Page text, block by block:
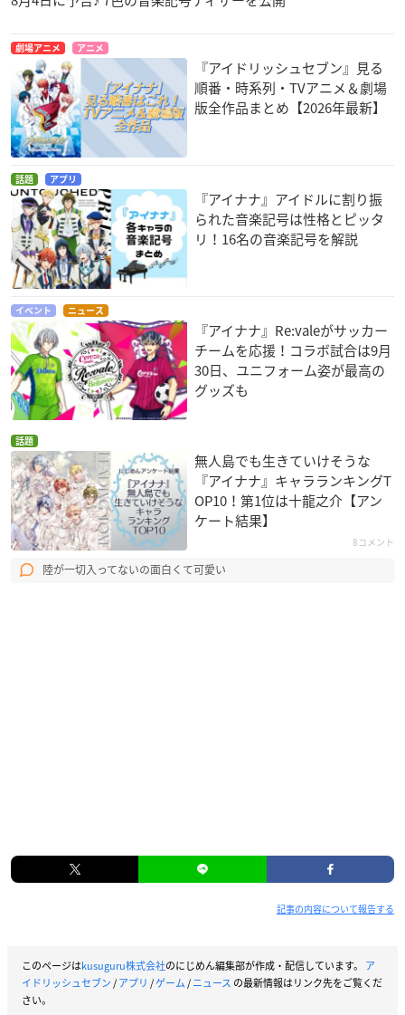
劇場アニメ アニメ
『アイドリッシュセブン』見る
順番・時系列・TVアニメ＆劇場
版全作品まとめ【2026年最新】
話題 アプリ
『アイナナ』アイドルに割り振
られた音楽記号は性格とピッタ
リ！16名の音楽記号を解説
イベント ニュース
『アイナナ』Re:valeがサッカー
チームを応援！コラボ試合は9月
30日、ユニフォーム姿が最高の
グッズも
話題
無人島でも生きていけそうな
『アイナナ』キャラランキングT
OP10！第1位は十龍之介【アン
ケート結果】
8コメント
陸が一切入ってないの面白くて可愛い
記事の内容について報告する
このページはkusuguru株式会社のにじめん編集部が作成・配信しています。 ア
イドリッシュセブン/アプリ /ゲーム/ニュース の最新情報はリンク先をご覧くだ
さい。